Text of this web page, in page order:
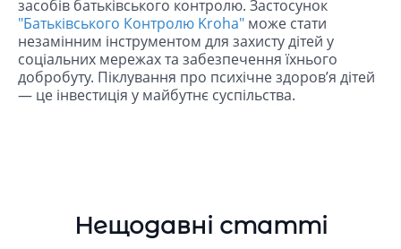
засобів батьківського контролю. Застосунок
"Батьківського Контролю Kroha" може стати
незамінним інструментом для захисту дітей у
соціальних мережах та забезпечення їхнього
добробуту. Піклування про психічне здоров’я дітей
— це інвестиція у майбутнє суспільства.
Нещодавні статті